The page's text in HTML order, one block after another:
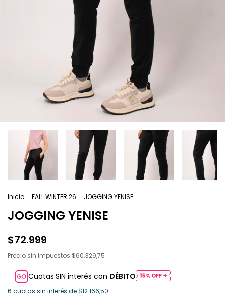
Inicio . FALL WINTER 26 . JOGGING YENISE
JOGGING YENISE
$72.999
Precio sin impuestos $60.329,75
Cuotas SIN interés con DÉBITO
6 cuotas sin interés de$12.166,50